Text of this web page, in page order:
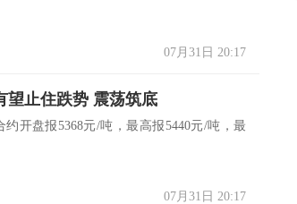
07月31日 20:17
望止住跌势 震荡筑底
约开盘报5368元/吨，最高报5440元/吨，最
07月31日 20:17